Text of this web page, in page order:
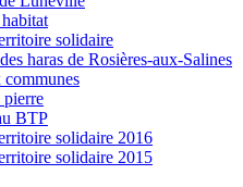
solidaire
haras de Rosières-aux-Salines
pierre
BTP
solidaire 2016
solidaire 2015